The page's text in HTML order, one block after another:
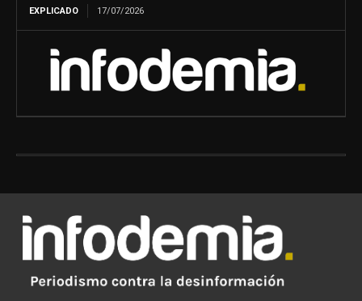
EXPLICADO 17/07/2026